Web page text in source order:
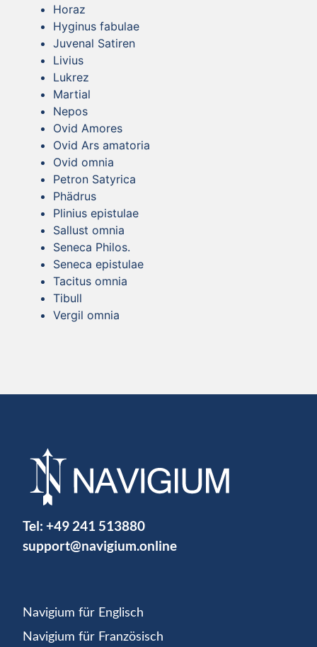
Horaz
Hyginus fabulae
Juvenal Satiren
Livius
Lukrez
Martial
Nepos
Ovid Amores
Ovid Ars amatoria
Ovid omnia
Petron Satyrica
Phädrus
Plinius epistulae
Sallust omnia
Seneca Philos.
Seneca epistulae
Tacitus omnia
Tibull
Vergil omnia
Tel: +49 241 513880
support@navigium.online
Navigium für Englisch
Navigium für Französisch